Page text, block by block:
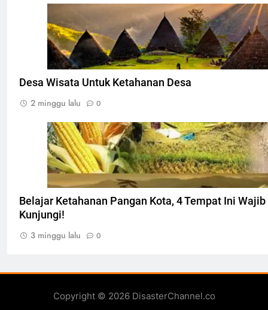
Desa Waerebo Flores, Foto: Dok.
Desa Wisata Untuk Ketahanan Desa
2 minggu lalu
0
Ilustarsi Ketahanan pangan, Foto: Dok.
Belajar Ketahanan Pangan Kota, 4 Tempat Ini
Kunjungi!
3 minggu lalu
0
Copyright © 2026 DisasterChannel.co